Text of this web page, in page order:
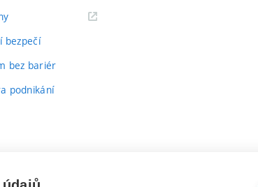
(externí
bezpečí
bez bariér
podnikání